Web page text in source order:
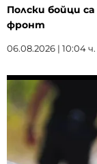
Полски бойци
фронт
06.08.2026 | 10:04 ч.